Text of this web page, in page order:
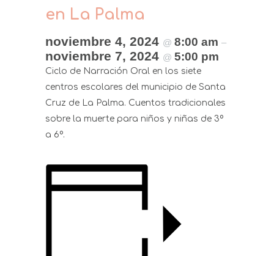
en La Palma
noviembre 4, 2024 @ 8:00 am –
noviembre 7, 2024 @ 5:00 pm
Ciclo de Narración Oral en los siete
centros escolares del municipio de Santa
Cruz de La Palma. Cuentos tradicionales
sobre la muerte para niños y niñas de 3º
a 6º.